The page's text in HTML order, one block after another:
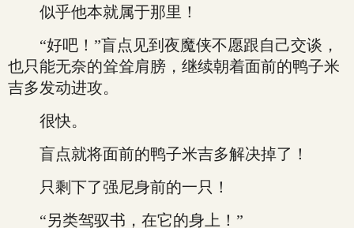
似乎他本就属于那里！
“好吧！”盲点见到夜魔侠不愿跟自己交谈，
也只能无奈的耸耸肩膀，继续朝着面前的鸭子米
吉多发动进攻。
很快。
盲点就将面前的鸭子米吉多解决掉了！
只剩下了强尼身前的一只！
“另类驾驭书，在它的身上！”